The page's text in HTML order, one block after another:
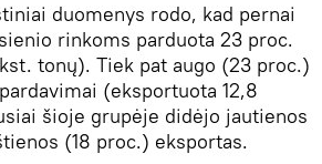
duomenys rodo, kad pernai
rinkoms parduota 23 proc.
tonų). Tiek pat augo (23 proc.)
(eksportuota 12,8
šioje grupėje didėjo jautienos
(18 proc.) eksportas.